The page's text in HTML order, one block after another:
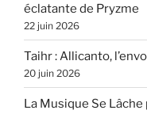
éclatante de Pryzme
22 juin 2026
Taihr : Allicanto,
20 juin 2026
La Musique Se